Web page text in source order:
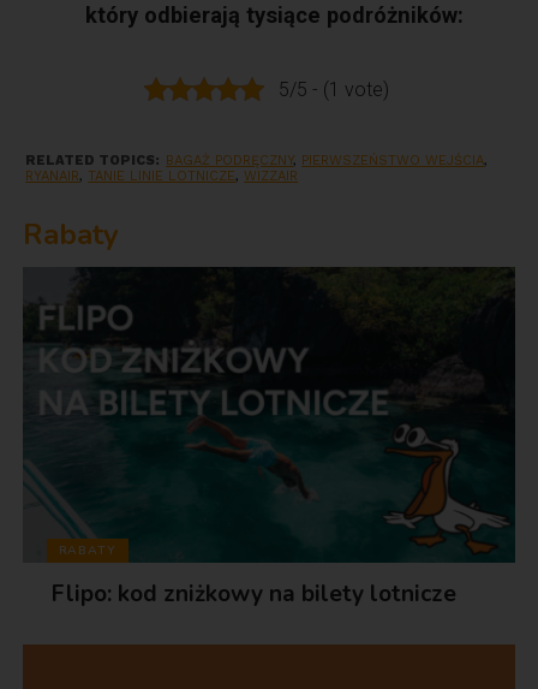
który odbierają tysiące podróżników:
5/5 - (1 vote)
RELATED TOPICS: BAGAŻ PODRĘCZNY, PIERWSZEŃSTWO WEJŚCIA,
RYANAIR, TANIE LINIE LOTNICZE,WIZZAIR
Rabaty
RABATY
Flipo: kod zniżkowy na bilety lotnicze